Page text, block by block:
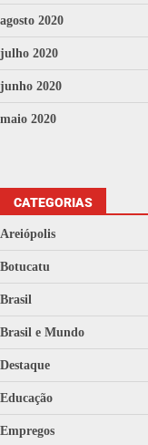
agosto 2020
julho 2020
junho 2020
maio 2020
CATEGORIAS
Areiópolis
Botucatu
Brasil
Brasil e Mundo
Destaque
Educação
Empregos